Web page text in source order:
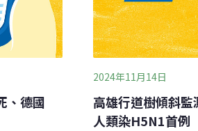
、德國
2024年11月14日
高雄行道樹傾斜
人類染H5N1首例